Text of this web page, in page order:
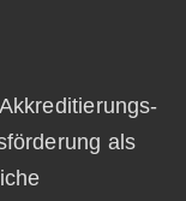
als